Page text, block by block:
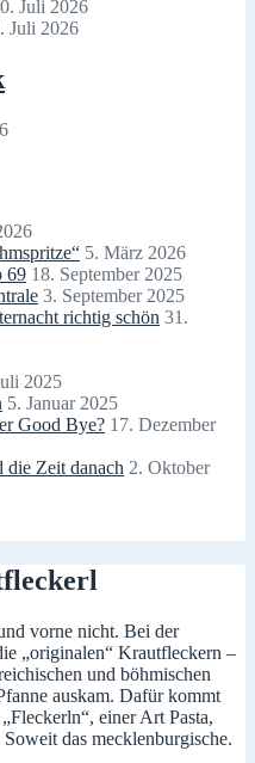
Juli 2026
Juli 2026
5. März 2026
69 18. September 2025
3. September 2025
richtig schön 31.
2025
5. Januar 2025
Good Bye? 17. Dezember
Zeit danach 2. Oktober
vorne nicht. Bei der
„originalen“ Krautfleckern –
und böhmischen
auskam. Dafür kommt
einer Art Pasta,
das mecklenburgische.